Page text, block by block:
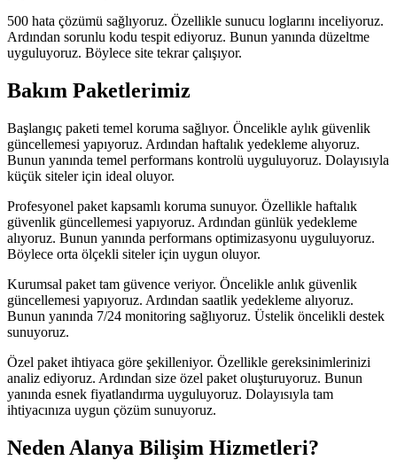
500 hata çözümü sağlıyoruz. Özellikle sunucu loglarını inceliyoruz.
Ardından sorunlu kodu tespit ediyoruz. Bunun yanında düzeltme
uyguluyoruz. Böylece site tekrar çalışıyor.
Bakım Paketlerimiz
Başlangıç paketi temel koruma sağlıyor. Öncelikle aylık güvenlik
güncellemesi yapıyoruz. Ardından haftalık yedekleme alıyoruz.
Bunun yanında temel performans kontrolü uyguluyoruz. Dolayısıyla
küçük siteler için ideal oluyor.
Profesyonel paket kapsamlı koruma sunuyor. Özellikle haftalık
güvenlik güncellemesi yapıyoruz. Ardından günlük yedekleme
alıyoruz. Bunun yanında performans optimizasyonu uyguluyoruz.
Böylece orta ölçekli siteler için uygun oluyor.
Kurumsal paket tam güvence veriyor. Öncelikle anlık güvenlik
güncellemesi yapıyoruz. Ardından saatlik yedekleme alıyoruz.
Bunun yanında 7/24 monitoring sağlıyoruz. Üstelik öncelikli destek
sunuyoruz.
Özel paket ihtiyaca göre şekilleniyor. Özellikle gereksinimlerinizi
analiz ediyoruz. Ardından size özel paket oluşturuyoruz. Bunun
yanında esnek fiyatlandırma uyguluyoruz. Dolayısıyla tam
ihtiyacınıza uygun çözüm sunuyoruz.
Neden Alanya Bilişim Hizmetleri?